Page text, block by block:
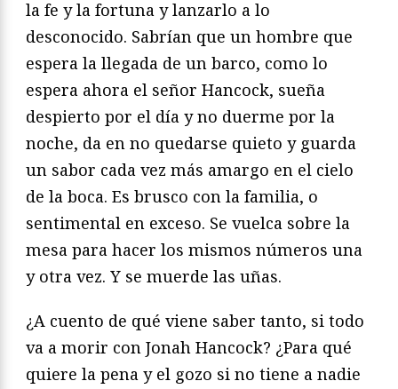
la fe y la fortuna y lanzarlo a lo
desconocido. Sabrían que un hombre que
espera la llegada de un barco, como lo
espera ahora el señor Hancock, sueña
despierto por el día y no duerme por la
noche, da en no quedarse quieto y guarda
un sabor cada vez más amargo en el cielo
de la boca. Es brusco con la familia, o
sentimental en exceso. Se vuelca sobre la
mesa para hacer los mismos números una
y otra vez. Y se muerde las uñas.
¿A cuento de qué viene saber tanto, si todo
va a morir con Jonah Hancock? ¿Para qué
quiere la pena y el gozo si no tiene a nadie